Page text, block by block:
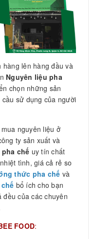
lên hàng đầu và
Nguyên liệu pha
chọn những sản
sử dụng của người
nguyên liệu ở
ty sản xuất và
chế uy tín chất
tình, giá cả rẻ so
ng thức pha chế và
bổ ích cho bạn
của các chuyên
FOOD: